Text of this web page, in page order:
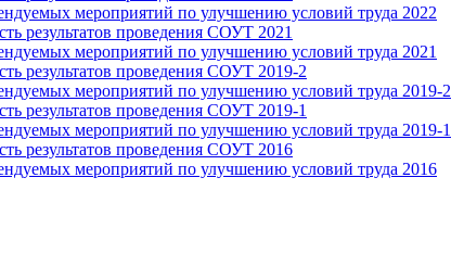
мероприятий по улучшению условий труда 2022
результатов проведения СОУТ 2021
мероприятий по улучшению условий труда 2021
результатов проведения СОУТ 2019-2
мероприятий по улучшению условий труда 2019-2
результатов проведения СОУТ 2019-1
мероприятий по улучшению условий труда 2019-1
результатов проведения СОУТ 2016
мероприятий по улучшению условий труда 2016